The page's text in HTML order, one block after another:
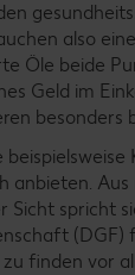
also
Öle beide
Geld im
besonders
anbieten. Aus
Sicht spricht
(DGF)
finden vor